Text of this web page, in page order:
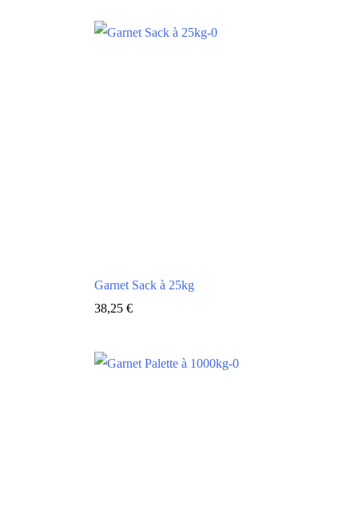
Garnet Sack à 25kg
38,25 €